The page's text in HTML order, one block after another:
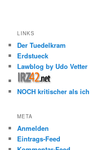
LINKS
Der Tuedelkram
Erdstueck
Lawblog by Udo Vetter
NOCH kritischer als ich
META
Anmelden
Eintrags-Feed